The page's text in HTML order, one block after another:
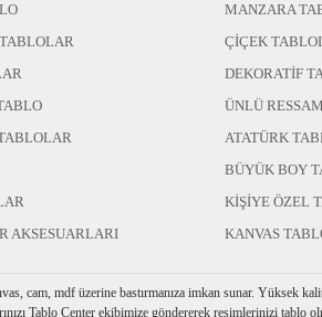
AKSESUARLARI
MANZARA
ÇİÇEK
DEKORATİF
ÜNLÜ
ATATÜRK
BÜYÜK BOY
KİŞİYE ÖZEL
KANVAS
cam, mdf üzerine bastırmanıza imkan sunar. Yüksek
Tablo Center ekibimize göndererek resimlerinizi tablo